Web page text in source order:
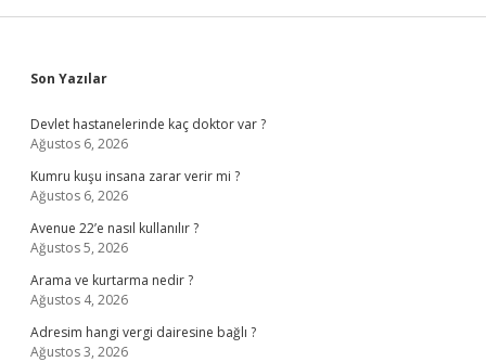
Sidebar
Son Yazılar
Devlet hastanelerinde kaç doktor var ?
Ağustos 6, 2026
Kumru kuşu insana zarar verir mi ?
Ağustos 6, 2026
Avenue 22’e nasıl kullanılır ?
Ağustos 5, 2026
Arama ve kurtarma nedir ?
Ağustos 4, 2026
Adresim hangi vergi dairesine bağlı ?
Ağustos 3, 2026